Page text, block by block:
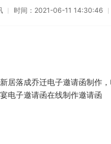
时间： 2021-06-11 14:30:46
居落成乔迁电子邀请函制作
电子邀请函在线制作邀请函